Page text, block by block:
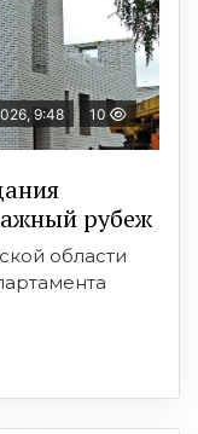
9:48 10
рубеж
области